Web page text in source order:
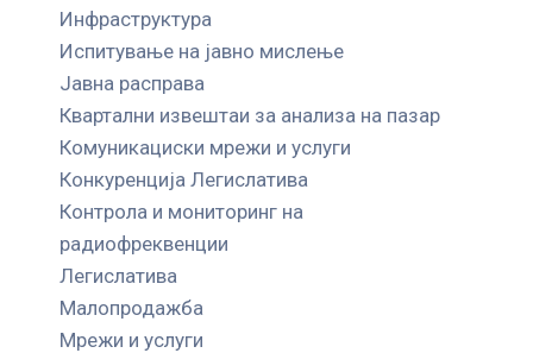
Инфраструктура
Испитување на јавно мислење
Јавна расправа
Квартални извештаи за анализа на пазар
Комуникациски мрежи и услуги
Конкуренција Легислатива
Контрола и мониторинг на
радиофреквенции
Легислатива
Малопродажба
Мрежи и услуги